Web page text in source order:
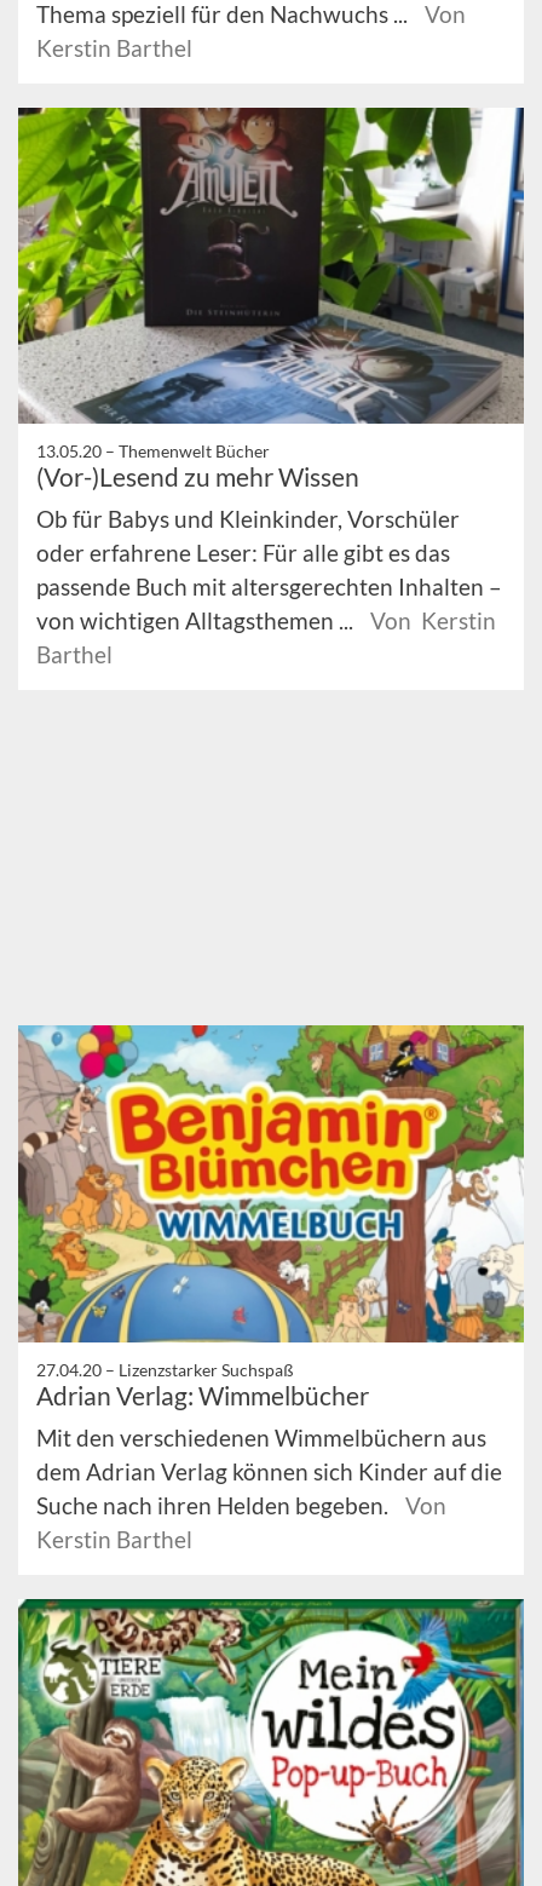
Thema speziell für den Nachwuchs ...
Von
Kerstin Barthel
13.05.20 – Themenwelt Bücher
(Vor-)Lesend zu mehr Wissen
Ob für Babys und Kleinkinder, Vorschüler
oder erfahrene Leser: Für alle gibt es das
passende Buch mit altersgerechten Inhalten –
von wichtigen Alltagsthemen ...
Von Kerstin
Barthel
27.04.20 – Lizenzstarker Suchspaß
Adrian Verlag: Wimmelbücher
Mit den verschiedenen Wimmelbüchern aus
dem Adrian Verlag können sich Kinder auf die
Suche nach ihren Helden begeben.
Von
Kerstin Barthel